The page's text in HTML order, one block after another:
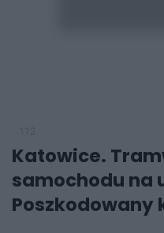
Katowice.
samochodu na
Poszkodowany